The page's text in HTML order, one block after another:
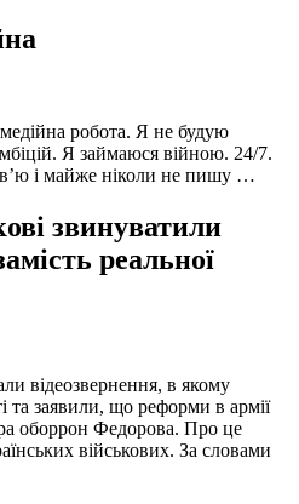
робота. Я не будую
Я займаюся війною. 24/7.
і майже ніколи не пишу …
звинуватили
реальної
відеозвернення, в якому
та заявили, що реформи в армії
оборрон Федорова. Про це
військових. За словами